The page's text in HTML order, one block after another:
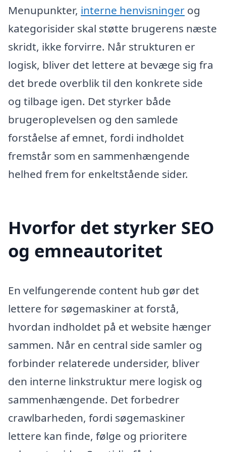
Menupunkter, interne henvisninger og
kategorisider skal støtte brugerens næste
skridt, ikke forvirre. Når strukturen er
logisk, bliver det lettere at bevæge sig fra
det brede overblik til den konkrete side
og tilbage igen. Det styrker både
brugeroplevelsen og den samlede
forståelse af emnet, fordi indholdet
fremstår som en sammenhængende
helhed frem for enkeltstående sider.
Hvorfor det styrker SEO
og emneautoritet
En velfungerende content hub gør det
lettere for søgemaskiner at forstå,
hvordan indholdet på et website hænger
sammen. Når en central side samler og
forbinder relaterede undersider, bliver
den interne linkstruktur mere logisk og
sammenhængende. Det forbedrer
crawlbarheden, fordi søgemaskiner
lettere kan finde, følge og prioritere